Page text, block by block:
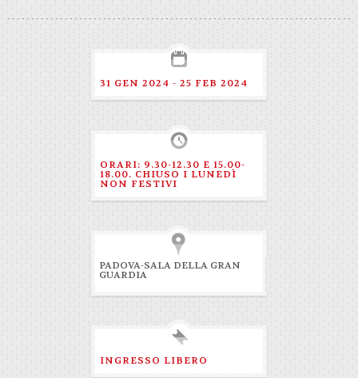
31 GEN 2024 - 25 FEB 2024
ORARI: 9.30-12.30 E 15.00-
18.00. CHIUSO I LUNEDÌ
NON FESTIVI
PADOVA-SALA DELLA GRAN
GUARDIA
INGRESSO LIBERO